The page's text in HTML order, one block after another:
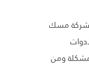
24 ساعة من شركة مسك
ومن